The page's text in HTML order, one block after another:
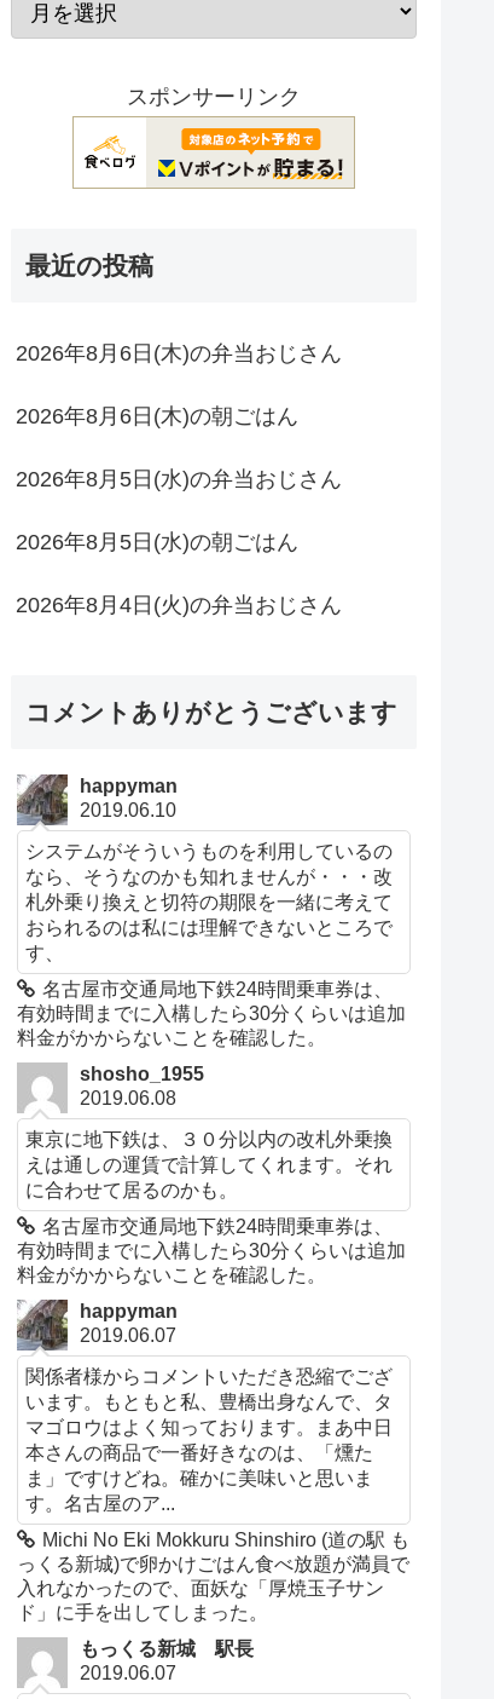
スポンサーリンク
最近の投稿
2026年8月6日(木)の弁当おじさん
2026年8月6日(木)の朝ごはん
2026年8月5日(水)の弁当おじさん
2026年8月5日(水)の朝ごはん
2026年8月4日(火)の弁当おじさん
コメントありがとうございます
happyman
2019.06.10
システムがそういうものを利用しているの
なら、そうなのかも知れませんが・・・改
札外乗り換えと切符の期限を一緒に考えて
おられるのは私には理解できないところで
す、
名古屋市交通局地下鉄24時間乗車券は、
有効時間までに入構したら30分くらいは追加
料金がかからないことを確認した。
shosho_1955
2019.06.08
東京に地下鉄は、３０分以内の改札外乗換
えは通しの運賃で計算してくれます。それ
に合わせて居るのかも。
名古屋市交通局地下鉄24時間乗車券は、
有効時間までに入構したら30分くらいは追加
料金がかからないことを確認した。
happyman
2019.06.07
関係者様からコメントいただき恐縮でござ
います。もともと私、豊橋出身なんで、タ
マゴロウはよく知っております。まあ中日
本さんの商品で一番好きなのは、「燻た
ま」ですけどね。確かに美味いと思いま
す。名古屋のア...
Michi No Eki Mokkuru Shinshiro (道の駅 も
っくる新城)で卵かけごはん食べ放題が満員で
入れなかったので、面妖な「厚焼玉子サン
ド」に手を出してしまった。
もっくる新城 駅長
2019.06.07